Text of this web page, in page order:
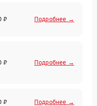
проблемы
₽ Подробнее →
₽ Подробнее →
₽ Подробнее →